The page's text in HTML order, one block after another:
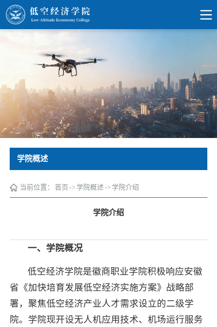
学院概述
当前位置： 首页 -> 学院概述 -> 学院介绍
学院介绍
一、学院概况
低空经济学院是徽商职业学院积极响应安徽
省《加快培育发展低空经济实施方案》战略部
署，聚焦低空经济产业人才需求设立的二级学
院。学院现开设‌无人机应用技术、机场运行服务